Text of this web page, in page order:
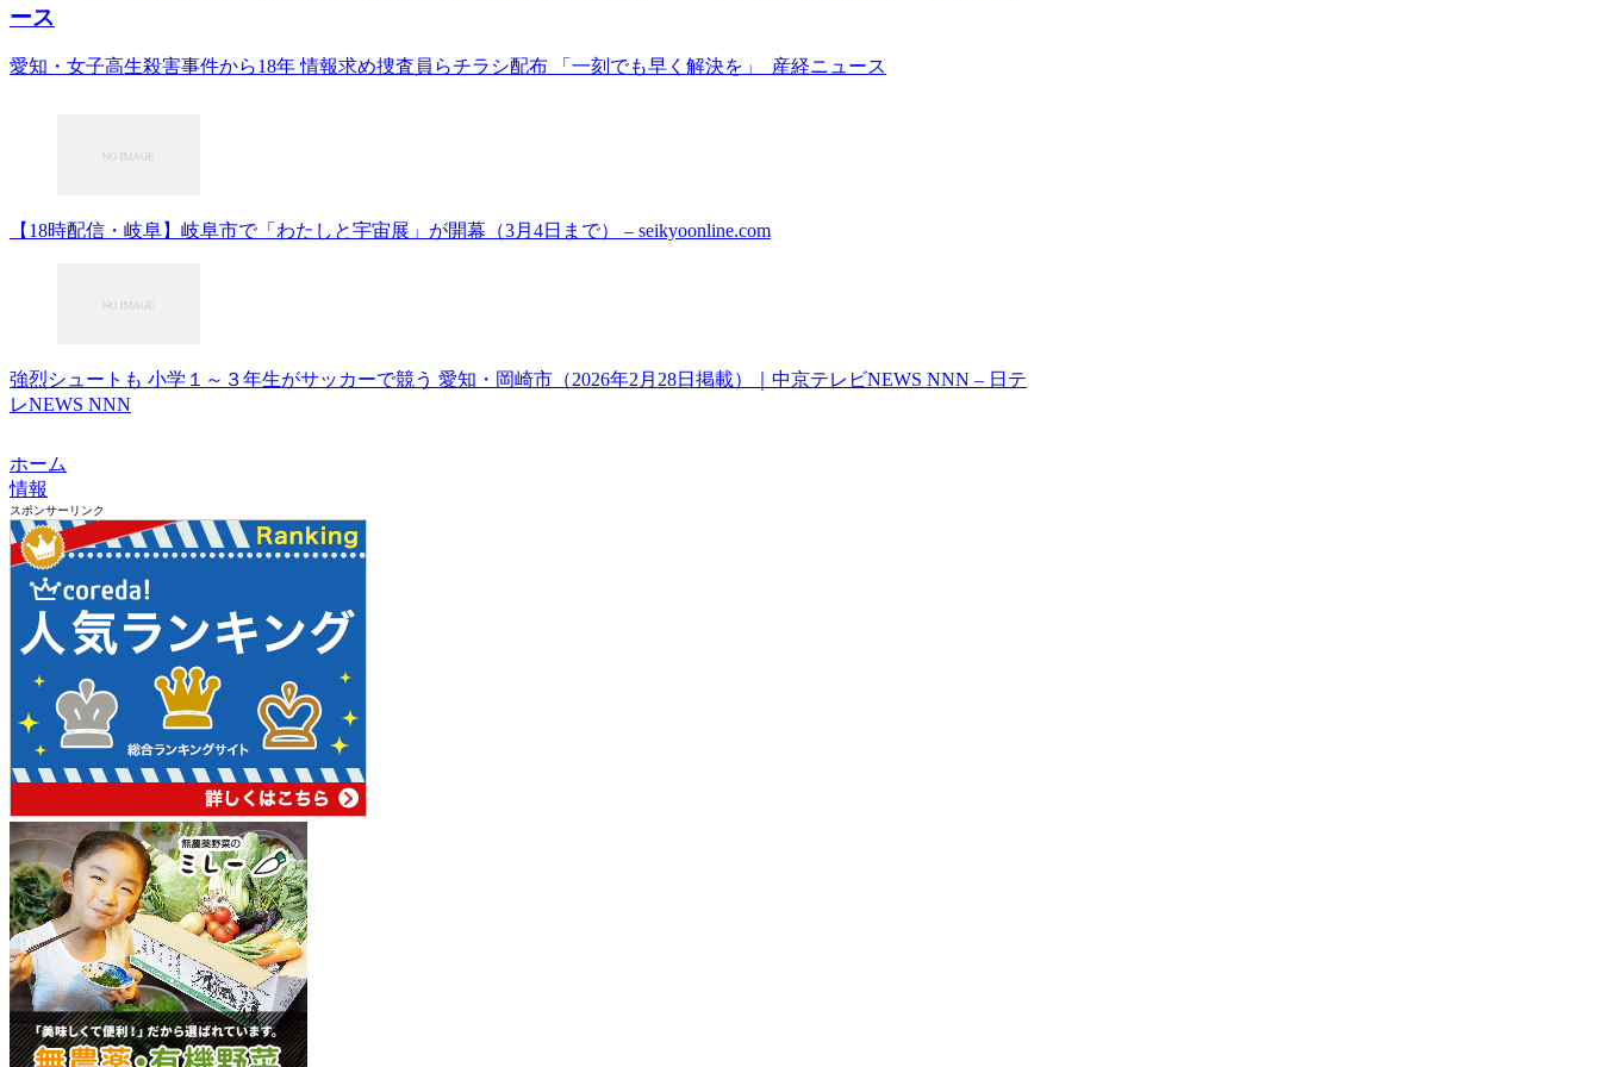
ース
愛知・女子高生殺害事件から18年 情報求め捜査員らチラシ配布 「一刻でも早く解決を」 産経ニュース
【18時配信・岐阜】岐阜市で「わたしと宇宙展」が開幕（3月4日まで） – seikyoonline.com
強烈シュートも 小学１～３年生がサッカーで競う 愛知・岡崎市（2026年2月28日掲載）｜中京テレビNEWS NNN – 日テ
レNEWS NNN
ホーム
情報
スポンサーリンク